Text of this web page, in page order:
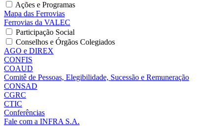
Ações e Programas
Mapa das Ferrovias
Ferrovias da VALEC
Participação Social
Conselhos e Órgãos Colegiados
AGO e DIREX
CONFIS
COAUD
Comitê de Pessoas, Elegibilidade, Sucessão e Remuneração
CONSAD
CGRC
CTIC
Conferências
Fale com a INFRA S.A.